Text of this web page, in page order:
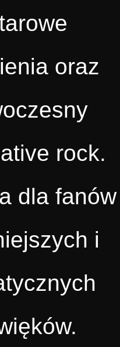
oraz
rock.
dla fanów
i